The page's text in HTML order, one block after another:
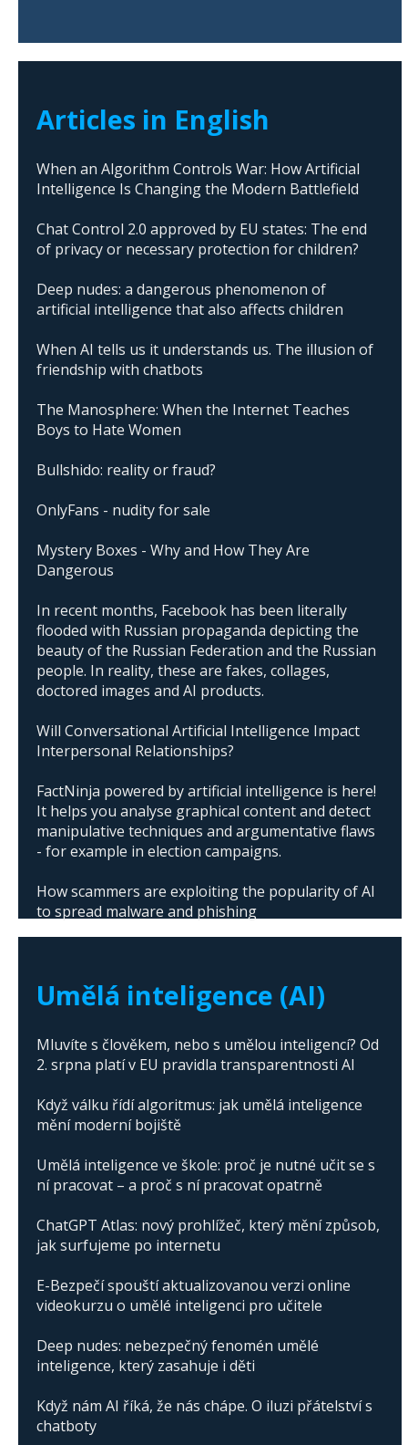
Articles in English
When an Algorithm Controls War: How Artificial
Intelligence Is Changing the Modern Battlefield
Chat Control 2.0 approved by EU states: The end
of privacy or necessary protection for children?
Deep nudes: a dangerous phenomenon of
artificial intelligence that also affects children
When AI tells us it understands us. The illusion of
friendship with chatbots
The Manosphere: When the Internet Teaches
Boys to Hate Women
Bullshido: reality or fraud?
OnlyFans - nudity for sale
Mystery Boxes - Why and How They Are
Dangerous
In recent months, Facebook has been literally
flooded with Russian propaganda depicting the
beauty of the Russian Federation and the Russian
people. In reality, these are fakes, collages,
doctored images and AI products.
Will Conversational Artificial Intelligence Impact
Interpersonal Relationships?
FactNinja powered by artificial intelligence is here!
It helps you analyse graphical content and detect
manipulative techniques and argumentative flaws
- for example in election campaigns.
How scammers are exploiting the popularity of AI
to spread malware and phishing
Umělá inteligence (AI)
Mluvíte s člověkem, nebo s umělou inteligencí? Od
2. srpna platí v EU pravidla transparentnosti AI
Když válku řídí algoritmus: jak umělá inteligence
mění moderní bojiště
Umělá inteligence ve škole: proč je nutné učit se s
ní pracovat – a proč s ní pracovat opatrně
ChatGPT Atlas: nový prohlížeč, který mění způsob,
jak surfujeme po internetu
E-Bezpečí spouští aktualizovanou verzi online
videokurzu o umělé inteligenci pro učitele
Deep nudes: nebezpečný fenomén umělé
inteligence, který zasahuje i děti
Když nám AI říká, že nás chápe. O iluzi přátelství s
chatboty